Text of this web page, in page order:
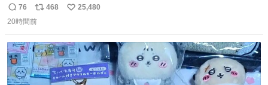
との外出はもう嫌らしい。 中身は小学生位なのに小癪な😅
昨日は夜のショッピングモールに行った 先に寝といてよ❗
れ買いに行ってくれたんだ…😭
返
信
76
リ
ポ
ト
数
468
い
数
25,480
20時間前